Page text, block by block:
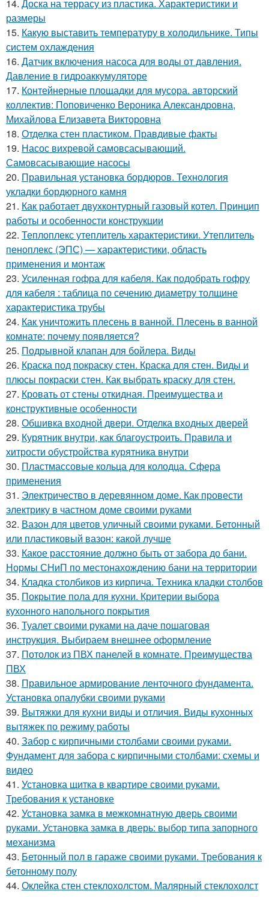
14. Доска на террасу из пластика. Характеристики и
размеры
15. Какую выставить температуру в холодильнике. Типы
систем охлаждения
16. Датчик включения насоса для воды от давления.
Давление в гидроаккумуляторе
17. Контейнерные площадки для мусора. авторский
коллектив: Поповиченко Вероника Александровна,
Михайлова Елизавета Викторовна
18. Отделка стен пластиком. Правдивые факты
19. Насос вихревой самовсасывающий.
Самовсасывающие насосы
20. Правильная установка бордюров. Технология
укладки бордюрного камня
21. Как работает двухконтурный газовый котел. Принцип
работы и особенности конструкции
22. Теплоплекс утеплитель характеристики. Утеплитель
пеноплекс (ЭПС) — характеристики, область
применения и монтаж
23. Усиленная гофра для кабеля. Как подобрать гофру
для кабеля : таблица по сечению диаметру толщине
характеристика трубы
24. Как уничтожить плесень в ванной. Плесень в ванной
комнате: почему появляется?
25. Подрывной клапан для бойлера. Виды
26. Краска под покраску стен. Краска для стен. Виды и
плюсы покраски стен. Как выбрать краску для стен.
27. Кровать от стены откидная. Преимущества и
конструктивные особенности
28. Обшивка входной двери. Отделка входных дверей
29. Курятник внутри, как благоустроить. Правила и
хитрости обустройства курятника внутри
30. Пластмассовые кольца для колодца. Сфера
применения
31. Электричество в деревянном доме. Как провести
электрику в частном доме своими руками
32. Вазон для цветов уличный своими руками. Бетонный
или пластиковый вазон: какой лучше
33. Какое расстояние должно быть от забора до бани.
Нормы СНиП по местонахождению бани на территории
34. Кладка столбиков из кирпича. Техника кладки столбов
35. Покрытие пола для кухни. Критерии выбора
кухонного напольного покрытия
36. Туалет своими руками на даче пошаговая
инструкция. Выбираем внешнее оформление
37. Потолок из ПВХ панелей в комнате. Преимущества
ПВХ
38. Правильное армирование ленточного фундамента.
Установка опалубки своими руками
39. Вытяжки для кухни виды и отличия. Виды кухонных
вытяжек по режиму работы
40. Забор с кирпичными столбами своими руками.
Фундамент для забора с кирпичными столбами: схемы и
видео
41. Установка щитка в квартире своими руками.
Требования к установке
42. Установка замка в межкомнатную дверь своими
руками. Установка замка в дверь: выбор типа запорного
механизма
43. Бетонный пол в гараже своими руками. Требования к
бетонному полу
44. Оклейка стен стеклохолстом. Малярный стеклохолст